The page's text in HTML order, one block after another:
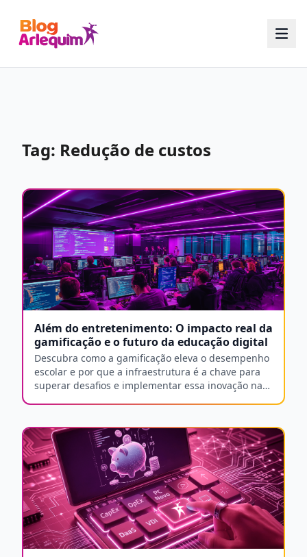
Tag: Redução de custos
Além do entretenimento: O impacto real da
gamificação e o futuro da educação digital
Descubra como a gamificação eleva o desempenho
escolar e por que a infraestrutura é a chave para
superar desafios e implementar essa inovação na